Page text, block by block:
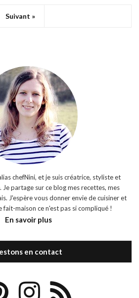
Suivant »
chefNini, et je suis créatrice, styliste et
partage sur ce blog mes recettes, mes
J'espère vous donner envie de cuisiner et
fait-maison ce n'est pas si compliqué !
En savoir plus
en contact